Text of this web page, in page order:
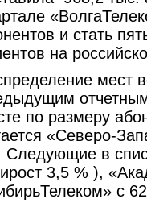
и стать
на
мест
по размеру
«Северо-
Следующие в
3,5 % ),
с